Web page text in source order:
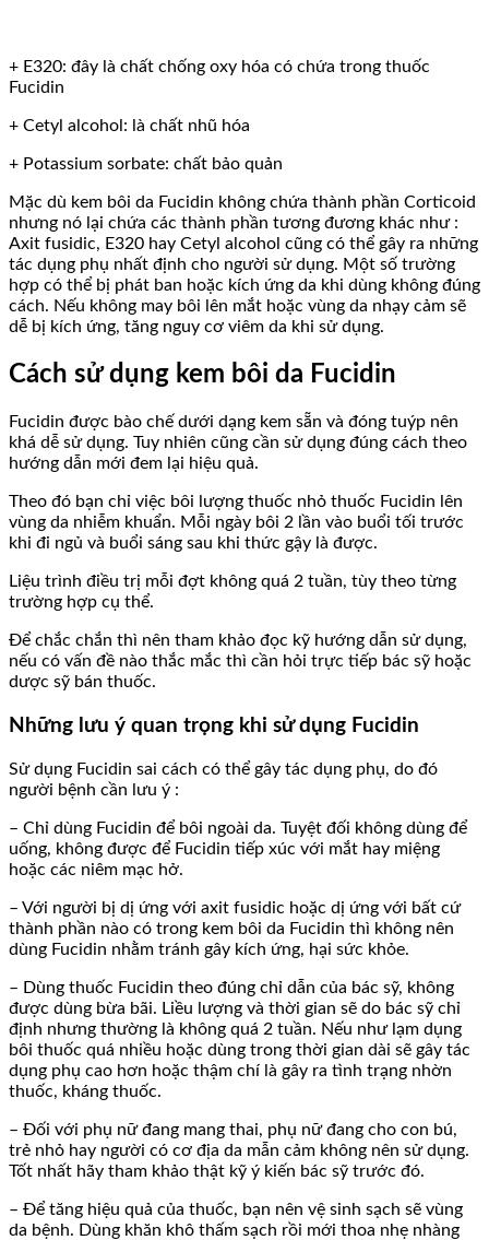
+ E320: đây là chất chống oxy hóa có chứa trong thuốc
Fucidin
+ Cetyl alcohol: là chất nhũ hóa
+ Potassium sorbate: chất bảo quản
Mặc dù kem bôi da Fucidin không chứa thành phần Corticoid
nhưng nó lại chứa các thành phần tương đương khác như :
Axit fusidic, E320 hay Cetyl alcohol cũng có thể gây ra những
tác dụng phụ nhất định cho người sử dụng. Một số trường
hợp có thể bị phát ban hoặc kích ứng da khi dùng không đúng
cách. Nếu không may bôi lên mắt hoặc vùng da nhạy cảm sẽ
dễ bị kích ứng, tăng nguy cơ viêm da khi sử dụng.
Cách sử dụng kem bôi da Fucidin
Fucidin được bào chế dưới dạng kem sẵn và đóng tuýp nên
khá dễ sử dụng. Tuy nhiên cũng cần sử dụng đúng cách theo
hướng dẫn mới đem lại hiệu quả.
Theo đó bạn chỉ việc bôi lượng thuốc nhỏ thuốc Fucidin lên
vùng da nhiễm khuẩn. Mỗi ngày bôi 2 lần vào buổi tối trước
khi đi ngủ và buổi sáng sau khi thức gậy là được.
Liệu trình điều trị mỗi đợt không quá 2 tuần, tùy theo từng
trường hợp cụ thể.
Để chắc chắn thì nên tham khảo đọc kỹ hướng dẫn sử dụng,
nếu có vấn đề nào thắc mắc thì cần hỏi trực tiếp bác sỹ hoặc
dược sỹ bán thuốc.
Những lưu ý quan trọng khi sử dụng Fucidin
Sử dụng Fucidin sai cách có thể gây tác dụng phụ, do đó
người bệnh cần lưu ý :
– Chỉ dùng Fucidin để bôi ngoài da. Tuyệt đối không dùng để
uống, không được để Fucidin tiếp xúc với mắt hay miệng
hoặc các niêm mạc hở.
– Với người bị dị ứng với axit fusidic hoặc dị ứng với bất cứ
thành phần nào có trong kem bôi da Fucidin thì không nên
dùng Fucidin nhằm tránh gây kích ứng, hại sức khỏe.
– Dùng thuốc Fucidin theo đúng chỉ dẫn của bác sỹ, không
được dùng bừa bãi. Liều lượng và thời gian sẽ do bác sỹ chỉ
định nhưng thường là không quá 2 tuần. Nếu như lạm dụng
bôi thuốc quá nhiều hoặc dùng trong thời gian dài sẽ gây tác
dụng phụ cao hơn hoặc thậm chí là gây ra tình trạng nhờn
thuốc, kháng thuốc.
– Đối với phụ nữ đang mang thai, phụ nữ đang cho con bú,
trẻ nhỏ hay người có cơ địa da mẫn cảm không nên sử dụng.
Tốt nhất hãy tham khảo thật kỹ ý kiến bác sỹ trước đó.
– Để tăng hiệu quả của thuốc, bạn nên vệ sinh sạch sẽ vùng
da bệnh. Dùng khăn khô thấm sạch rồi mới thoa nhẹ nhàng